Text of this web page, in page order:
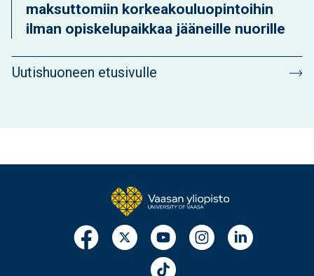
maksuttomiin korkeakouluopintoihin
ilman opiskelupaikkaa jääneille nuorille
Uutishuoneen etusivulle